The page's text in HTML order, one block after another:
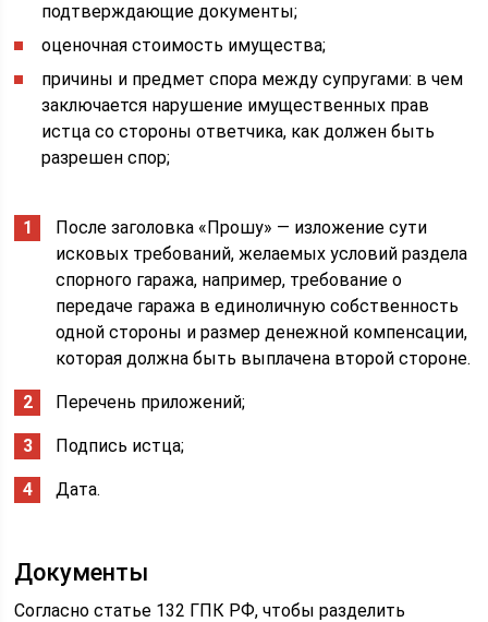
подтверждающие документы;
оценочная стоимость имущества;
причины и предмет спора между супругами: в чем
заключается нарушение имущественных прав
истца со стороны ответчика, как должен быть
разрешен спор;
После заголовка «Прошу» — изложение сути
исковых требований, желаемых условий раздела
спорного гаража, например, требование о
передаче гаража в единоличную собственность
одной стороны и размер денежной компенсации,
которая должна быть выплачена второй стороне.
Перечень приложений;
Подпись истца;
Дата.
Документы
Согласно статье 132 ГПК РФ, чтобы разделить